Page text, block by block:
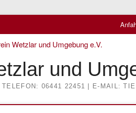
und
06441 22451 | E-MAIL: